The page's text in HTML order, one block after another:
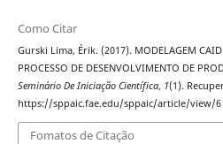
Como Citar
Gurski Lima, Érik. (2017). MODELAGEM CAID
PROCESSO DE DESENVOLVIMENTO DE
Seminário De Iniciação Científica, 1(1).
https://sppaic.fae.edu/sppaic/article/view/6
Fomatos de Citação